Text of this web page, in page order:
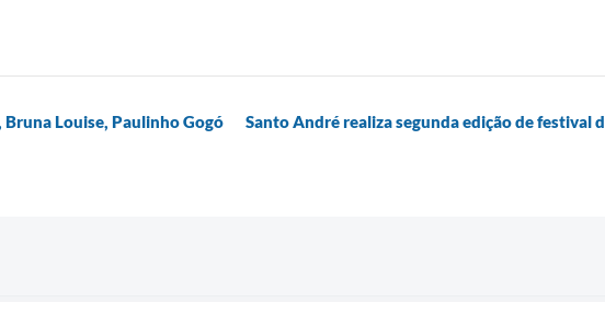
Louise, Paulinho Gogó
Santo André realiza segunda edição de festival